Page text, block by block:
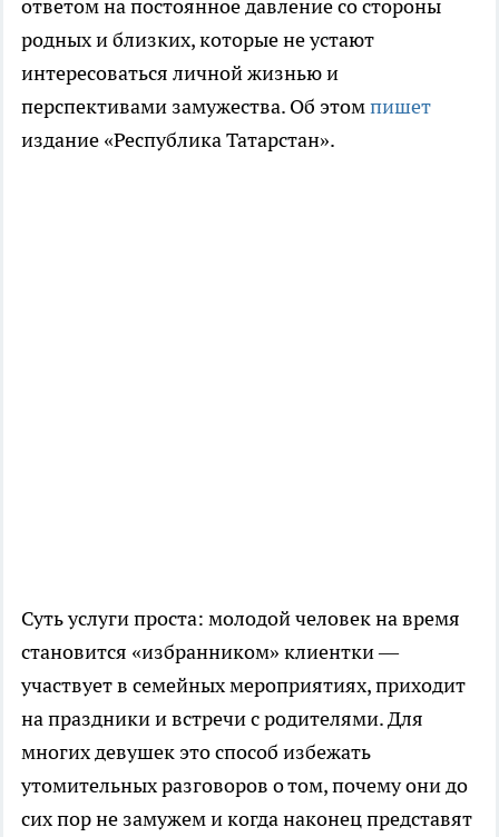
ответом на постоянное давление со стороны
родных и близких, которые не устают
интересоваться личной жизнью и
перспективами замужества. Об этомпишет
издание «Республика Татарстан».
Суть услуги проста: молодой человек на время
становится «избранником» клиентки —
участвует в семейных мероприятиях, приходит
на праздники и встречи с родителями. Для
многих девушек это способ избежать
утомительных разговоров о том, почему они до
сих пор не замужем и когда наконец представят